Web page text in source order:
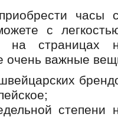
часы
с
на страницах
очень важные
степени